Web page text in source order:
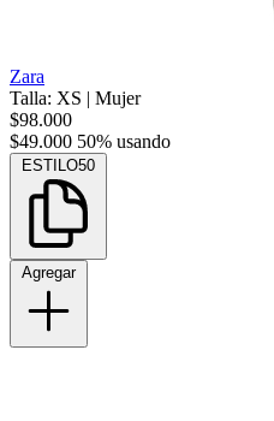
Zara
Talla: XS | Mujer
$98.000
$49.000 50% usando
ESTILO50
Agregar